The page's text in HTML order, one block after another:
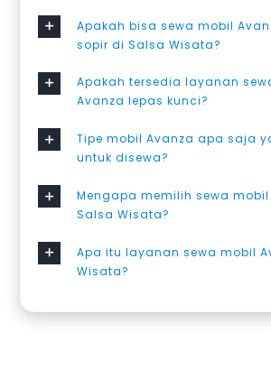
Apakah bisa sewa mobil
sopir di Salsa Wisata?
Apakah tersedia layanan
Avanza lepas kunci?
Tipe mobil Avanza apa saja
untuk disewa?
Mengapa memilih sewa
Salsa Wisata?
Apa itu layanan sewa mobil
Wisata?